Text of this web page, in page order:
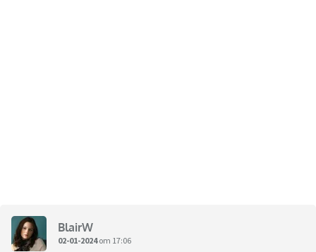
BlairW
02-01-2024om 17:06